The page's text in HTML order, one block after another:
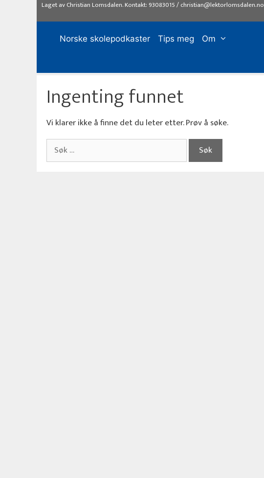
Laget avChristian Lomsdalen. Kontakt: 93083015/christian@lektorlomsdalen.no
Norske skolepodkaster Tips meg Om
Ingenting funnet
Vi klarer ikke å finne det du leter etter. Prøv å søke.
Søk
etter: